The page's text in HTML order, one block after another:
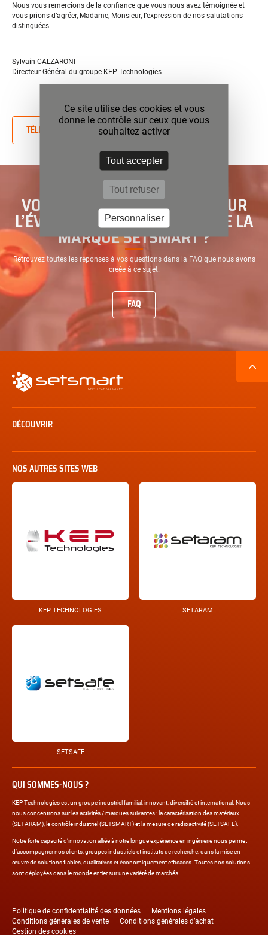
Nous vous remercions de la confiance que vous nous avez témoignée et
vous prions d’agréer, Madame, Monsieur, l’expression de nos salutations
distinguées.
Sylvain CALZARONI
Directeur Général du groupe KEP Technologies
TÉLÉCHARGER LA VERSION PDF
VOUS AVEZ DES QUESTIONS SUR
L’ÉVOLUTION DES ACTIVITÉS DE LA
MARQUE SETSMART ?
Retrouvez toutes les réponses à vos questions dans la FAQ que nous avons
créée à ce sujet.
FAQ
Navigation
secondaire
DÉCOUVRIR
NOS AUTRES SITES WEB
KEP TECHNOLOGIES SETARAM
SETSAFE
QUI SOMMES-NOUS ?
KEP Technologies est un groupe industriel familial, innovant, diversifié et international. Nous
nous concentrons sur les activités / marques suivantes : la caractérisation des matériaux
(SETARAM), le contrôle industriel (SETSMART) et la mesure de radioactivité (SETSAFE).
Notre forte capacité d’innovation alliée à notre longue expérience en ingénierie nous permet
d’accompagner nos clients, groupes industriels et instituts de recherche, dans la mise en
œuvre de solutions fiables, qualitatives et économiquement efficaces. Toutes nos solutions
sont déployées dans le monde entier sur une variété de marchés.
légaux
Politique de confidentialité des données
Mentions légales
Conditions générales de vente
Conditions générales d’achat
Gestion des cookies
Ce site utilise des cookies et vous
donne le contrôle sur ceux que vous
souhaitez activer
Tout accepter
Tout refuser
Personnaliser